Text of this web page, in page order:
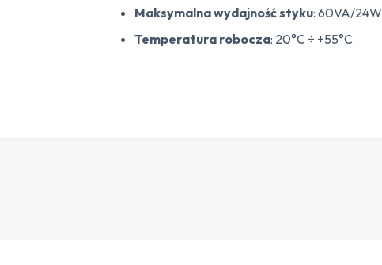
Maksymalna wydajność styku: 60VA/24W
Temperatura robocza: 20°C ÷ +55°C